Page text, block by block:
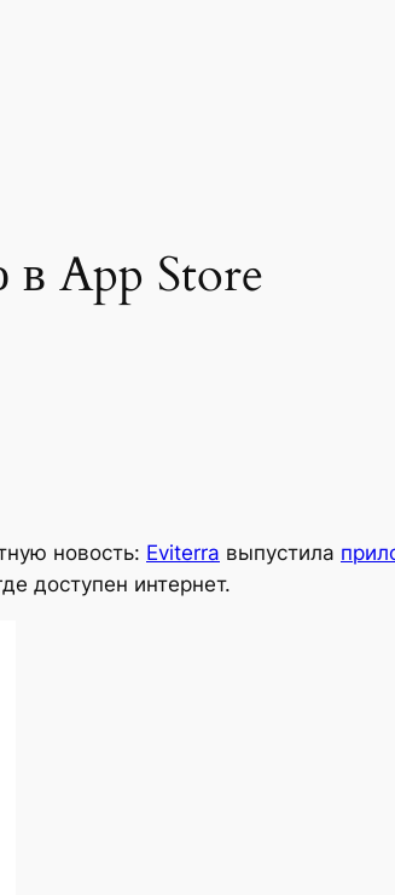
App Store
новость: Eviterra выпустила
доступен интернет.